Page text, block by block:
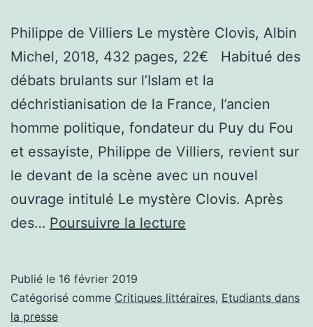
Philippe de Villiers Le mystère Clovis, Albin
Michel, 2018, 432 pages, 22€ Habitué des
débats brulants sur l’Islam et la
déchristianisation de la France, l’ancien
homme politique, fondateur du Puy du Fou
et essayiste, Philippe de Villiers, revient sur
le devant de la scène avec un nouvel
ouvrage intitulé Le mystère Clovis. Après
des… Poursuivre la lecture
Le
Publié le 16 février 2019
Catégorisé comme Critiques littéraires, Etudiants dans
la presse